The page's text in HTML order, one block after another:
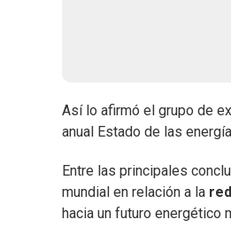
Así lo afirmó el grupo de
anual Estado de las
Entre las principales
mundial en relación a la
hacia un futuro energético